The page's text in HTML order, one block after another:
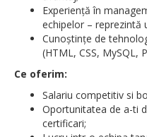
Experiență în
echipelor – reprezintă
Cunoștințe de
(HTML, CSS, MySQL,
Ce oferim:
Salariu competitiv si
Oportunitatea de a-ti
certificari;